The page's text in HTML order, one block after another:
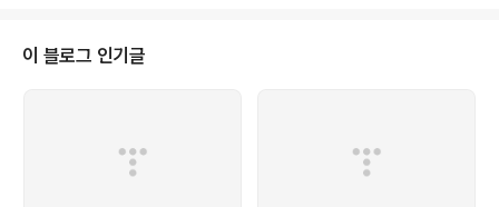
(블로그)를 모아 자신의 의견을 적어서 발행할 수 있는 뉴스레터이다. 원하는 사
람은 이메일이나 휴대폰을 통해 뉴스레터가 발행될 때마다 자동으로 구독을 할
이 블로그 인기글